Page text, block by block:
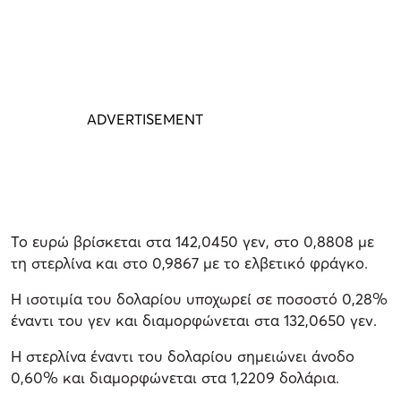
Το ευρώ βρίσκεται στα 142,0450 γεν, στο 0,8808 με
τη στερλίνα και στο 0,9867 με το ελβετικό φράγκο.
Η ισοτιμία του δολαρίου υποχωρεί σε ποσοστό 0,28%
έναντι του γεν και διαμορφώνεται στα 132,0650 γεν.
Η στερλίνα έναντι του δολαρίου σημειώνει άνοδο
0,60% και διαμορφώνεται στα 1,2209 δολάρια.